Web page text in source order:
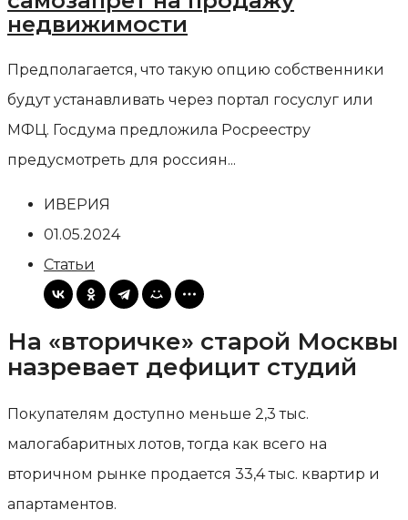
недвижимости
Предполагается, что такую опцию собственники
будут устанавливать через портал госуслуг или
МФЦ. Госдума предложила Росреестру
предусмотреть для россиян...
ИВЕРИЯ
01.05.2024
Статьи
На «вторичке» старой Москвы
назревает дефицит студий
Покупателям доступно меньше 2,3 тыс.
малогабаритных лотов, тогда как всего на
вторичном рынке продается 33,4 тыс. квартир и
апартаментов.